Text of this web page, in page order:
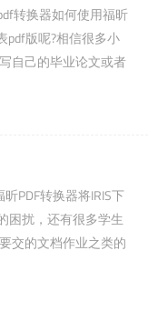
转换器如何使用福昕
pdf版呢?相信很多小
自己的毕业论文或者
PDF转换器将IRIS下
困扰，还有很多学生
交的文档作业之类的